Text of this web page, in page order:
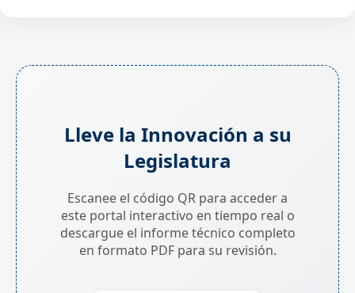
Lleve la Innovación a su
Legislatura
Escanee el código QR para acceder a
este portal interactivo en tiempo real o
descargue el informe técnico completo
en formato PDF para su revisión.